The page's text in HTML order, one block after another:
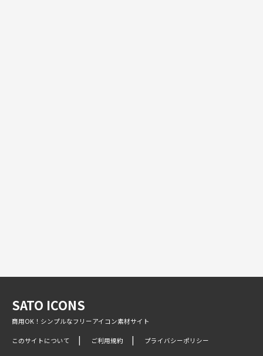
SATO ICONS
商用OK！シンプルなフリーアイコン素材サイト
このサイトについて ご利用規約 プライバシーポリシー